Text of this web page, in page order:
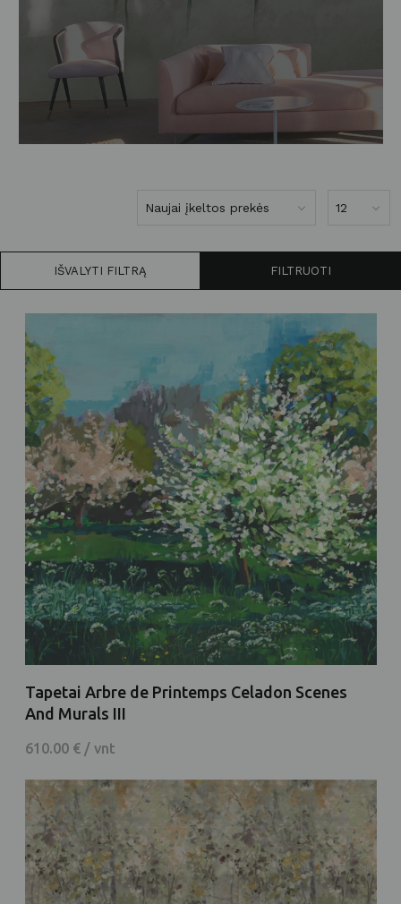
IŠVALYTI FILTRĄ FILTRUOTI
Tapetai Arbre de Printemps Celadon Scenes
And Murals III
610.00 € / vnt